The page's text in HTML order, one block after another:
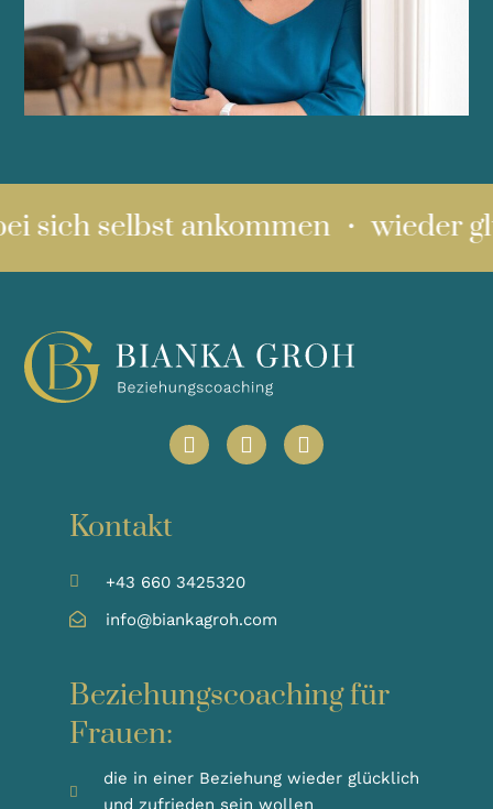
sich selbst ankommen ・ wieder
Kontakt
+43 660 3425320
info@biankagroh.com
Beziehungscoaching für
Frauen:
die in einer Beziehung wieder glücklich
und zufrieden sein wollen